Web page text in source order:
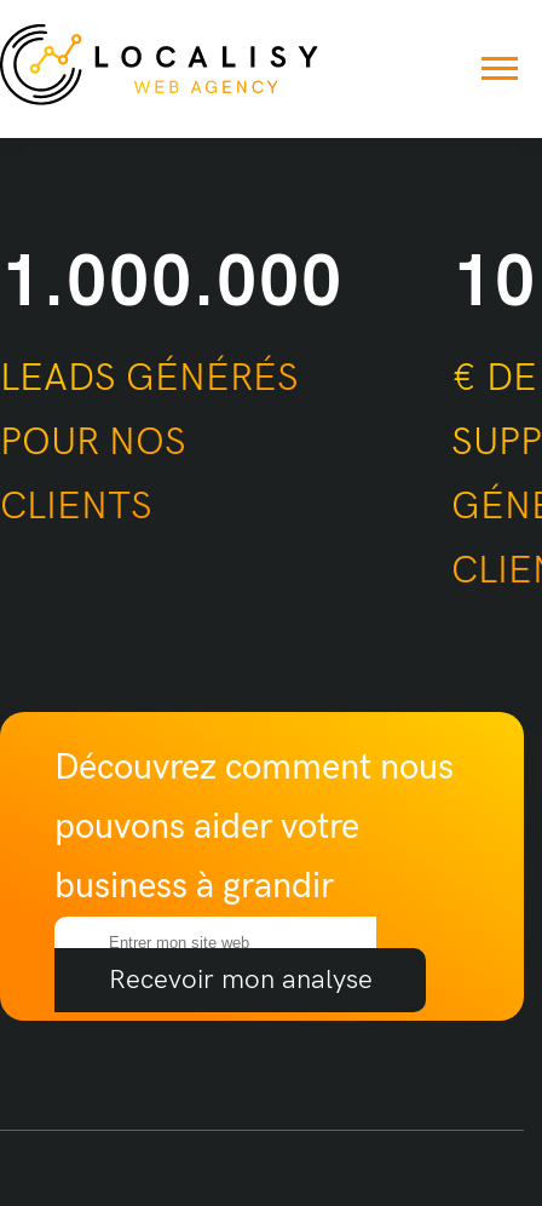
1.000.000
LEADS GÉNÉRÉS
POUR NOS
CLIENTS
€
Découvrez comment nous
pouvons aider votre
business à grandir
Recevoir mon analyse